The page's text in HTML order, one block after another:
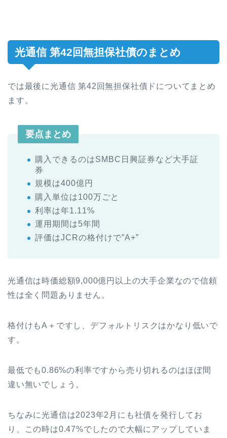
光通信 第42回無担保社債のまとめ
では最後に光通信 第42回無担保社債ドについてまとめ
ます。
要点まとめ
購入できるのはSMBC日興証券など大手証
券
規模は400億円
購入単位は100万ごと
利率は年1.11%
運用期間は5年間
評価はJCRの格付けで”A+”
光通信は時価総額9,000億円以上の大手企業なので信頼
性は全く問題ありません。
格付けもA＋ですし、デフォルトリスクはかなり低いで
す。
最低でも0.86%の利率ですから売り切れるのはほぼ間
違い無いでしょう。
ちなみに光通信は2023年2月にも社債を発行してお
り、この時は0.47%でしたので大幅にアップしていま